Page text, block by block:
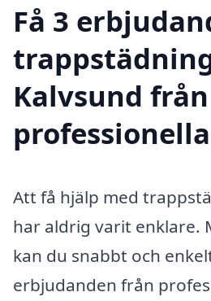
Få 3
Kalvsund från
Att få hjälp med
har aldrig varit enklare.
kan du snabbt och
erbjudanden från